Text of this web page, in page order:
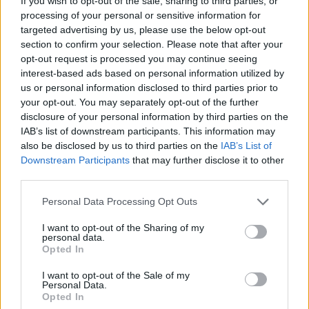
processing of your personal or sensitive information for
targeted advertising by us, please use the below opt-out
section to confirm your selection. Please note that after your
opt-out request is processed you may continue seeing
interest-based ads based on personal information utilized by
us or personal information disclosed to third parties prior to
your opt-out. You may separately opt-out of the further
disclosure of your personal information by third parties on the
IAB’s list of downstream participants. This information may
also be disclosed by us to third parties on the IAB’s List of
Downstream Participants that may further disclose it to other
Please note that this website/app uses one or more Google
not limited to your visit or usage behaviour. You may click to
grant or deny consent to Google and its third-party tags to
use your data for below specified purposes in below Google
consent section.
Personal Data Processing Opt Outs
I want to opt-out of the Sharing of my
personal data.
Opted In
I want to opt-out of the Sale of my
Personal Data.
Opted In
l’adolescenza LGBTQ+.
Tra gli altri libri LGBTQ+ più amati su TikTok ci sono
Come anima maidi Rossana Soldano,Rosso,
bianco & sangue bludi Casey McQuiston eLe
ferite originali di Eleonora C. Caruso. Questi
romanzi, grazie alla loro capacità di affrontare
tematiche importanti, hanno trovato un pubblico
sempre più ampio su TikTok.
strada della scrittura, dedicandosi a romanzi che
spaziano dal fantasy al romance, fino a testi più
riflessivi ispirati dalle loro esperienze personali.
Questo fenomeno sta crescendo e sta dando vita a